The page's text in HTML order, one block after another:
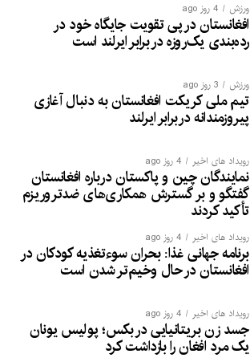
ورزش 4 روز ago
افغانستان در پی تقویت جایگاه خود در
رده‌بندی یک‌روزه در برابر ایرلند است
ورزش 3 روز ago
تیم ملی کریکت افغانستان به دنبال آغازی
پیروزمندانه دربرابر ایرلند
رویداد های اخیر 4 روز ago
نمایندگان چین و پاکستان درباره افغانستان
گفتگو و بر گسترش همکاری‌های ضدتروریزم
تأکید کردند
رویداد های اخیر 4 روز ago
برنامه جهانی غذا: بحران سوءتغذیه کودکان در
افغانستان در حال وخیم‌تر شدن است
رویداد های اخیر 4 روز ago
جسد زن بریتانیایی در بکس؛ پولیس یونان
یک مرد افغان را بازداشت کرد